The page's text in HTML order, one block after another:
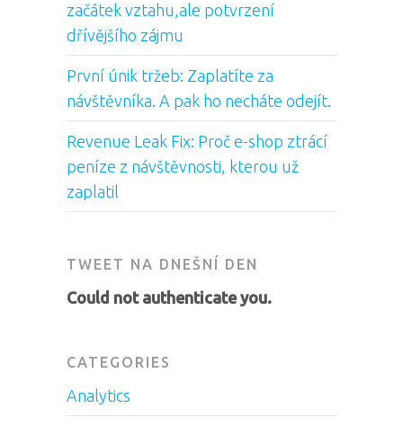
začátek vztahu,ale potvrzení
dřívějšího zájmu
První únik tržeb: Zaplatíte za
návštěvníka. A pak ho necháte odejít.
Revenue Leak Fix: Proč e-shop ztrácí
peníze z návštěvnosti, kterou už
zaplatil
TWEET NA DNEŠNÍ DEN
Could not authenticate you.
CATEGORIES
Analytics